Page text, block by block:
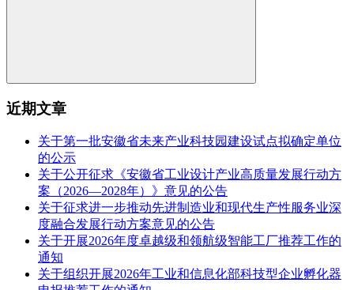
近期文章
关于第一批安徽省未来产业科技园建设试点拟确定单位
的公示
关于公开征求《安徽省工业设计产业高质量发展行动方
案（2026—2028年）》意见的公告
关于征求进一步推动先进制造业和现代生产性服务业深
度融合发展行动方案意见的公告
关于开展2026年度卓越级和领航级智能工厂推荐工作的
通知
关于组织开展2026年工业和信息化部科技型企业孵化器